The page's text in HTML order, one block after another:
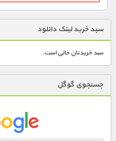
سبد خرید لینک دانلود
سبد خریدتان خالی است.
جستجوی گوگل